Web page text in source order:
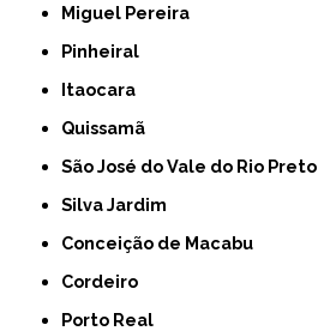
Miguel Pereira
Pinheiral
Itaocara
Quissamã
São José do Vale do Rio Preto
Silva Jardim
Conceição de Macabu
Cordeiro
Porto Real